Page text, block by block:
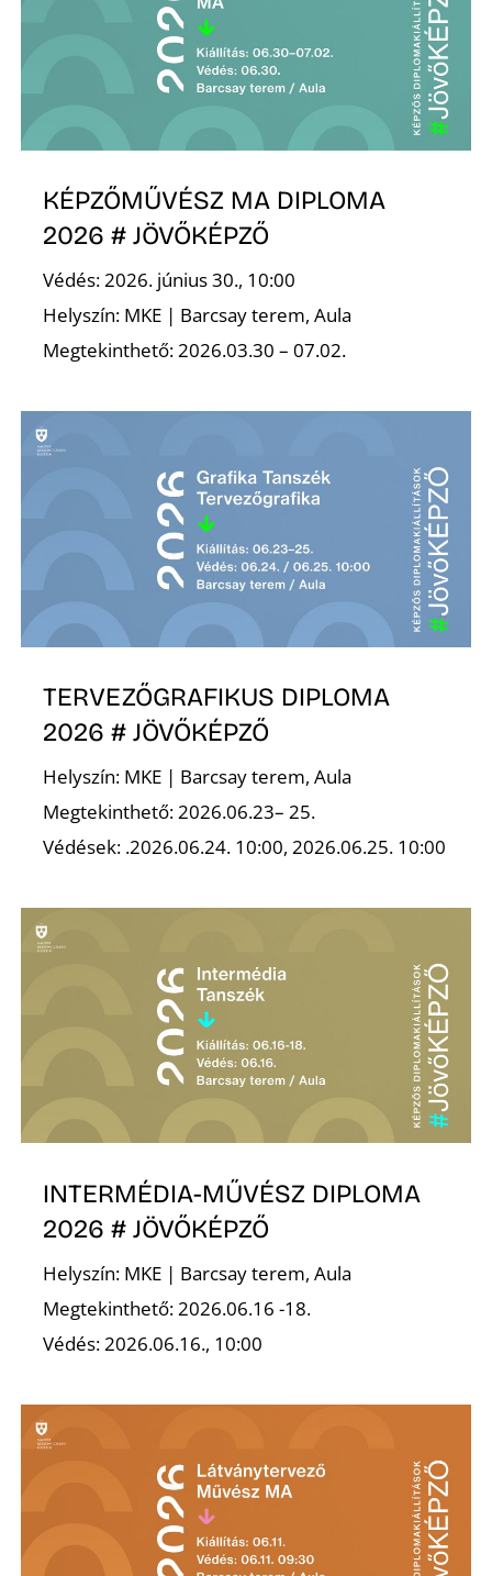
KÉPZŐMŰVÉSZ MA DIPLOMA
2026 # JÖVŐKÉPZŐ
Védés: 2026. június 30., 10:00
Helyszín: MKE | Barcsay terem, Aula
Megtekinthető: 2026.03.30 – 07.02.
TERVEZŐGRAFIKUS DIPLOMA
2026 # JÖVŐKÉPZŐ
Helyszín: MKE | Barcsay terem, Aula
Megtekinthető: 2026.06.23– 25.
Védések: .2026.06.24. 10:00, 2026.06.25. 10:00
INTERMÉDIA-MŰVÉSZ DIPLOMA
2026 # JÖVŐKÉPZŐ
Helyszín: MKE | Barcsay terem, Aula
Megtekinthető: 2026.06.16 -18.
Védés: 2026.06.16., 10:00